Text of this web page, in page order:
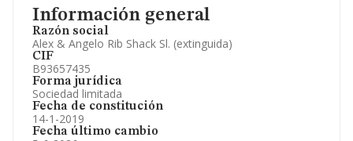
Información general
Razón social
Alex & Angelo Rib Shack Sl. (extinguida)
CIF
B93657435
Forma jurídica
Sociedad limitada
Fecha de constitución
14-1-2019
Fecha último cambio
Información oficial y registral complementaria.